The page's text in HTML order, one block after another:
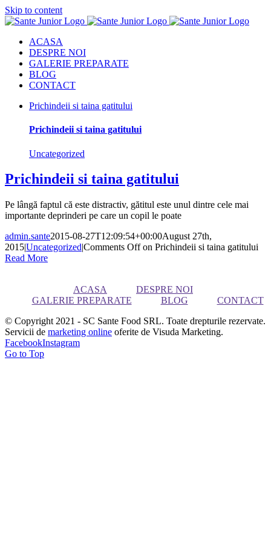
Skip to content
ACASA
DESPRE NOI
GALERIE PREPARATE
BLOG
CONTACT
Prichindeii si taina gatitului
Prichindeii si taina gatitului
Uncategorized
Prichindeii si taina gatitului
Pe lângă faptul că este distractiv, gătitul este unul dintre cele mai
importante deprinderi pe care un copil le poate
admin.sante2015-08-27T12:09:54+00:00August 27th,
2015|Uncategorized|Comments Offon Prichindeii si taina gatitului
Read More
ACASA
DESPRE NOI
GALERIE PREPARATE
BLOG
CONTACT
© Copyright 2021 - SC Sante Food SRL. Toate drepturile rezervate.
Servicii de marketing online oferite de Visuda Marketing.
FacebookInstagram
Go to Top